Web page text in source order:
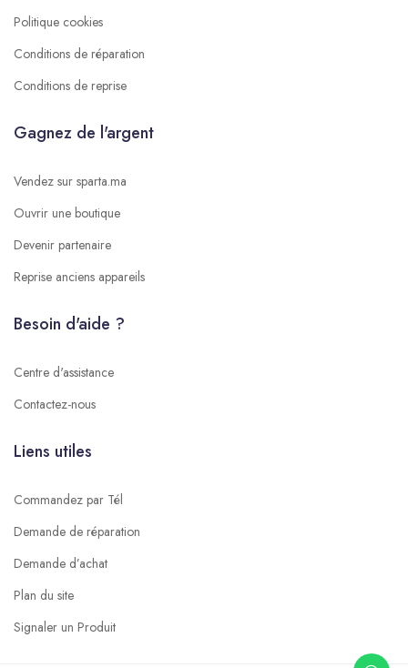
Politique cookies
Conditions de réparation
Conditions de reprise
Gagnez de l'argent
Vendez sur sparta.ma
Ouvrir une boutique
Devenir partenaire
Reprise anciens appareils
Besoin d'aide ?
Centre d'assistance
Contactez-nous
Liens utiles
Commandez par Tél
Demande de réparation
Demande d’achat
Plan du site
Signaler un Produit